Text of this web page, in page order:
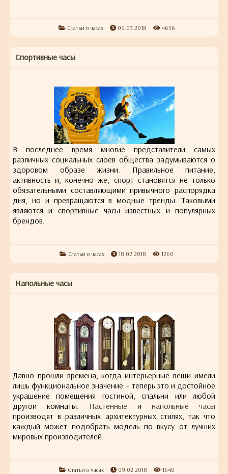
Статьи о часах 09.03.2018 4636
Спортивные часы
В последнее время многие представители самых
различных социальных слоев общества задумываются о
здоровом образе жизни. Правильное питание,
активность и, конечно же, спорт становятся не только
обязательными составляющими привычного распорядка
дня, но и превращаются в модные тренды. Таковыми
являются и спортивные часы известных и популярных
брендов.
Статьи о часах 18.02.2018 1260
Напольные часы
Давно прошли времена, когда интерьерные вещи имели
лишь функциональное значение – теперь это и достойное
украшение помещения гостиной, спальни или любой
другой комнаты. Настенные и напольные часы
производят в различных архитектурных стилях, так что
каждый может подобрать модель по вкусу от лучших
мировых производителей.
Статьи о часах 09.02.2018 1640